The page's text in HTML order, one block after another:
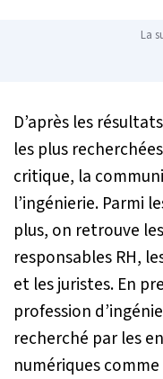
La
D’après les
les plus
critique, la
l’ingénierie. Parmi
plus, on retrouve
responsables RH,
et les juristes. En
profession
recherché par les
numériques